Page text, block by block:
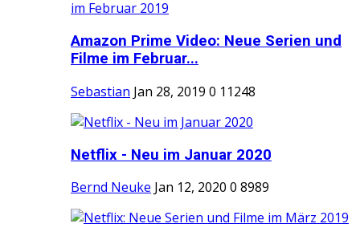
Amazon Prime Video: Neue Serien und
Filme im Februar...
Sebastian Jan 28, 2019 0 11248
Netflix - Neu im Januar 2020
Bernd Neuke Jan 12, 2020 0 8989